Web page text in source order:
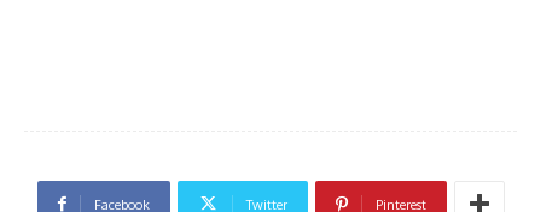
Facebook Twitter Pinterest